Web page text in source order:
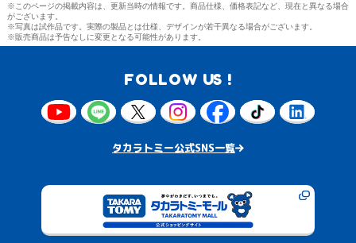
※このページの掲載内容は、更新当時の情報です。商品仕様、価格表記など、現在と異なる場合
がございます。
※写真は試作品です。実際の製品とは仕様、デザインが若干異なる場合がございます。
※販売商品は予告なしに変更となる可能性があります。
FOLLOW US !
タカラトミー公式SNS一覧